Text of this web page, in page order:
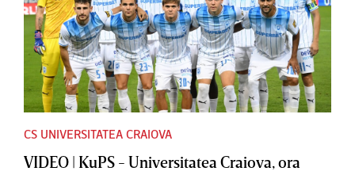
CS UNIVERSITATEA CRAIOVA
VIDEO | KuPS - Universitatea Craiova, ora